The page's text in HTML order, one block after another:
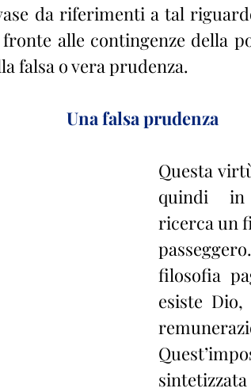
da riferimenti a tal
alle contingenze della
falsa o vera prudenza.
Una falsa prudenza
Questa
quindi in
ricerca un
filosofia
esiste Dio,